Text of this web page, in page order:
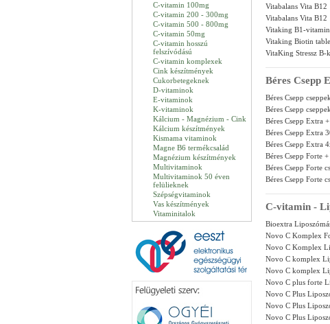
C-vitamin 100mg
C-vitamin 200 - 300mg
C-vitamin 500 - 800mg
C-vitamin 50mg
C-vitamin hosszú
felszívódású
C-vitamin komplexek
Cink készítmények
Cukorbetegeknek
D-vitaminok
E-vitaminok
K-vitaminok
Kálcium - Magnézium - Cink
Kálcium készítmények
Kismama vitaminok
Magne B6 termékcsalád
Magnézium készítmények
Multivitaminok
Multivitaminok 50 éven
felülieknek
Szépségvitaminok
Vas készítmények
Vitaminitalok
Vitabalans Vita
Vitabalans Vita
Vitaking B1-
Vitaking Biotin
VitaKing Stressz B-
Béres Csepp
Béres Csepp
Béres Csepp
Béres Csepp Extra
Béres Csepp Extra
Béres Csepp Extra
Béres Csepp Forte
Béres Csepp Forte
Béres Csepp Forte
C-vitamin -
Bioextra
Novo C Komplex
Novo C Komplex
Novo C komplex
Novo C komplex
Novo C plus forte
Novo C Plus
Novo C Plus
Novo C Plus